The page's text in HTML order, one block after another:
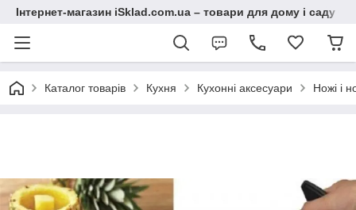
Інтернет-магазин iSklad.com.ua – товари для дому і саду
Каталог товарів Кухня Кухонні аксесуари Ножі і